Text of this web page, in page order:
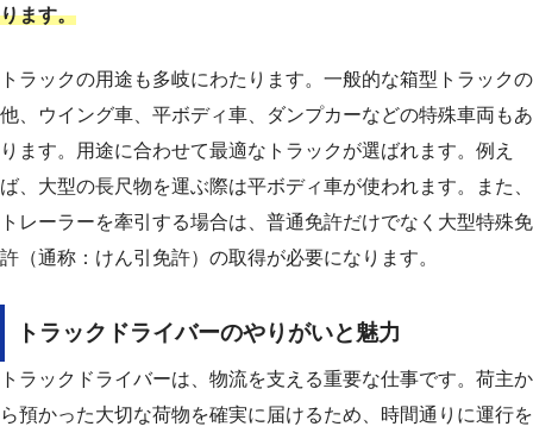
ります。
トラックの用途も多岐にわたります。一般的な箱型トラックの
他、ウイング車、平ボディ車、ダンプカーなどの特殊車両もあ
ります。用途に合わせて最適なトラックが選ばれます。例え
ば、大型の長尺物を運ぶ際は平ボディ車が使われます。また、
トレーラーを牽引する場合は、普通免許だけでなく大型特殊免
許（通称：けん引免許）の取得が必要になります。
トラックドライバーのやりがいと魅力
トラックドライバーは、物流を支える重要な仕事です。荷主か
ら預かった大切な荷物を確実に届けるため、時間通りに運行を